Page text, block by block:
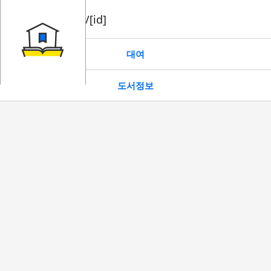
book/rent/[id]
대여
도서정보